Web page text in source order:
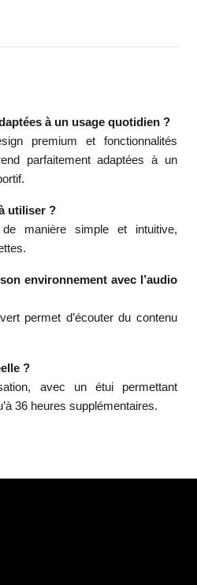
à un usage quotidien ?
premium et fonctionnalités
parfaitement adaptées à un
utiliser ?
manière simple et intuitive,
environnement avec l’audio
permet d’écouter du contenu
?
avec un étui permettant
36 heures supplémentaires.